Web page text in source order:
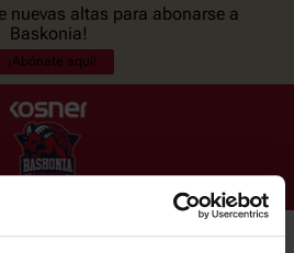
nuevas altas para abonarse a
Baskonia!
¡Abónate aquí!